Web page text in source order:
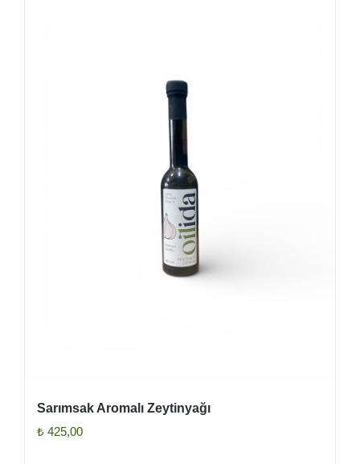
Sarımsak Aromalı Zeytinyağı
₺ 425,00